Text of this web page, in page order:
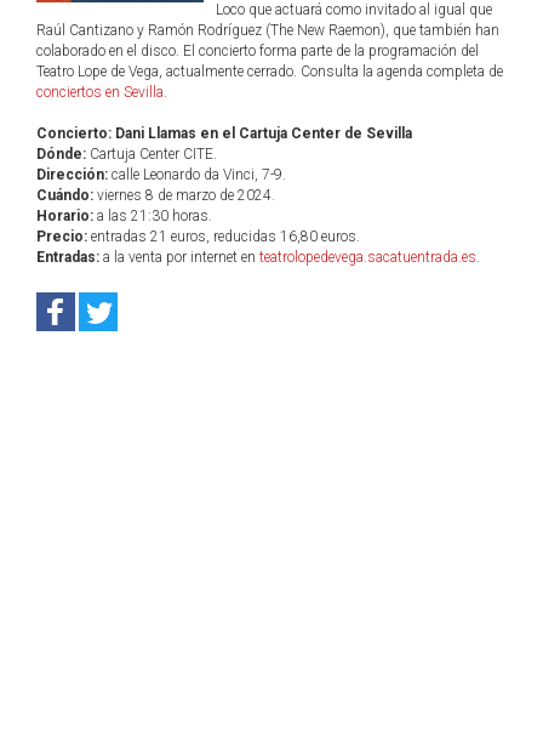
Loco que actuará como invitado al igual que
Raúl Cantizano y Ramón Rodríguez (The New Raemon), que también han
colaborado en el disco. El concierto forma parte de la programación del
Teatro Lope de Vega, actualmente cerrado. Consulta la agenda completa de
conciertos en Sevilla.
Concierto: Dani Llamas en el Cartuja Center de Sevilla
Dónde: Cartuja Center CITE.
Dirección: calle Leonardo da Vinci, 7-9.
Cuándo: viernes 8 de marzo de 2024.
Horario: a las 21:30 horas.
Precio: entradas 21 euros, reducidas 16,80 euros.
Entradas: a la venta por internet en teatrolopedevega.sacatuentrada.es.